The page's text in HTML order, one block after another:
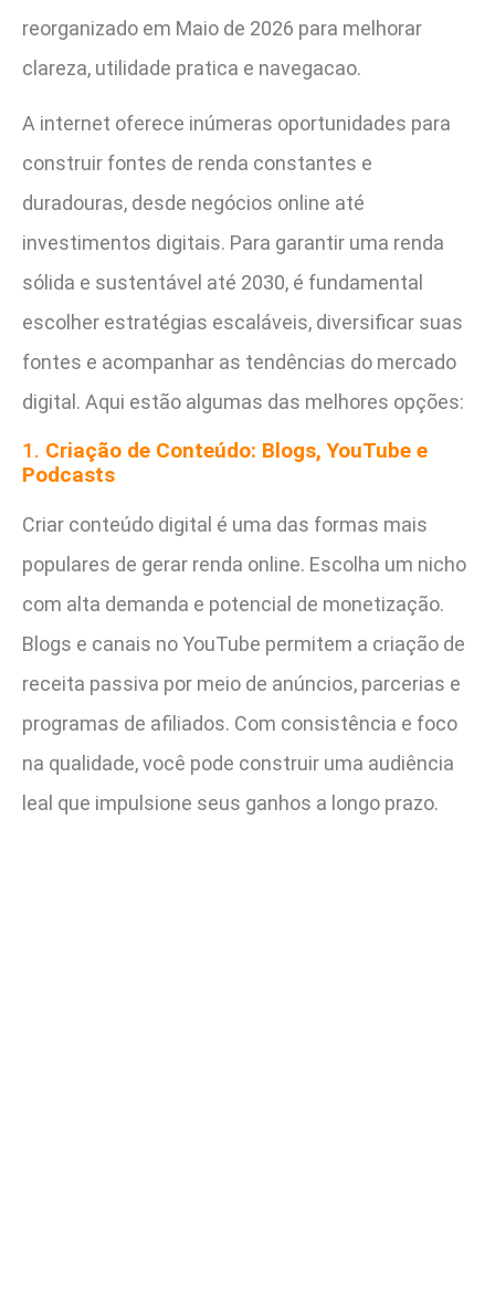
reorganizado em Maio de 2026 para melhorar
clareza, utilidade pratica e navegacao.
A internet oferece inúmeras oportunidades para
construir fontes de renda constantes e
duradouras, desde negócios online até
investimentos digitais. Para garantir uma renda
sólida e sustentável até 2030, é fundamental
escolher estratégias escaláveis, diversificar suas
fontes e acompanhar as tendências do mercado
digital. Aqui estão algumas das melhores opções:
1. Criação de Conteúdo: Blogs, YouTube e
Podcasts
Criar conteúdo digital é uma das formas mais
populares de gerar renda online. Escolha um nicho
com alta demanda e potencial de monetização.
Blogs e canais no YouTube permitem a criação de
receita passiva por meio de anúncios, parcerias e
programas de afiliados. Com consistência e foco
na qualidade, você pode construir uma audiência
leal que impulsione seus ganhos a longo prazo.